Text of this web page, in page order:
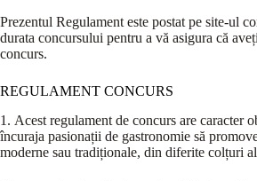
Prezentul Regulament este postat pe site-ul
durata concursului pentru a vă asigura că
concurs.
REGULAMENT CONCURS
1. Acest regulament de concurs are caracter
încuraja pasionații de gastronomie să
moderne sau tradiționale, din diferite colțuri